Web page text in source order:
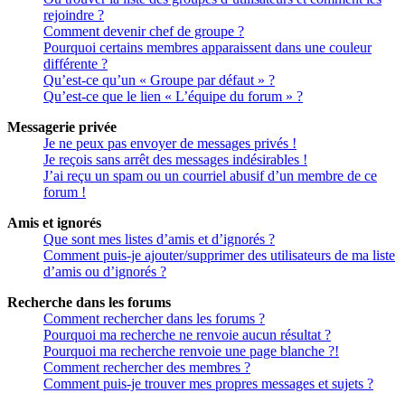
rejoindre ?
Comment devenir chef de groupe ?
Pourquoi certains membres apparaissent dans une couleur
différente ?
Qu’est-ce qu’un « Groupe par défaut » ?
Qu’est-ce que le lien « L’équipe du forum » ?
Messagerie privée
Je ne peux pas envoyer de messages privés !
Je reçois sans arrêt des messages indésirables !
J’ai reçu un spam ou un courriel abusif d’un membre de ce
forum !
Amis et ignorés
Que sont mes listes d’amis et d’ignorés ?
Comment puis-je ajouter/supprimer des utilisateurs de ma liste
d’amis ou d’ignorés ?
Recherche dans les forums
Comment rechercher dans les forums ?
Pourquoi ma recherche ne renvoie aucun résultat ?
Pourquoi ma recherche renvoie une page blanche ?!
Comment rechercher des membres ?
Comment puis-je trouver mes propres messages et sujets ?